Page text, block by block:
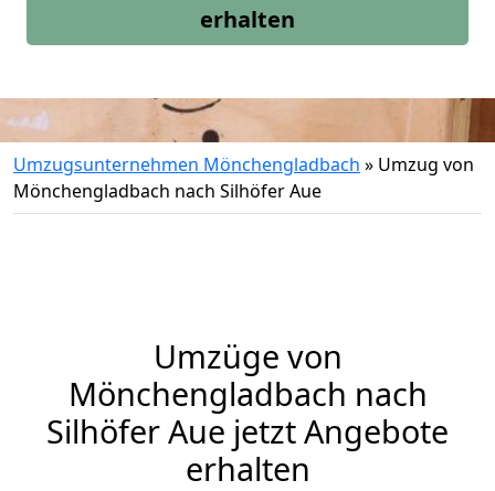
erhalten
Umzugsunternehmen Mönchengladbach » Umzug von
Mönchengladbach nach Silhöfer Aue
Umzüge von
Mönchengladbach nach
Silhöfer Aue jetzt Angebote
erhalten